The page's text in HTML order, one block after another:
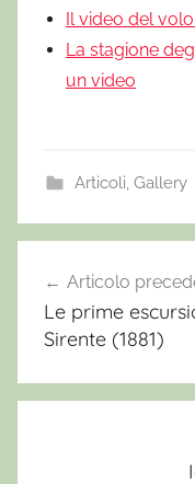
Il video del
La stagione
un video
Articoli, Gallery
C
v
s
Navigazione
articoli
Articolo
Le prime
Sirente (1881)